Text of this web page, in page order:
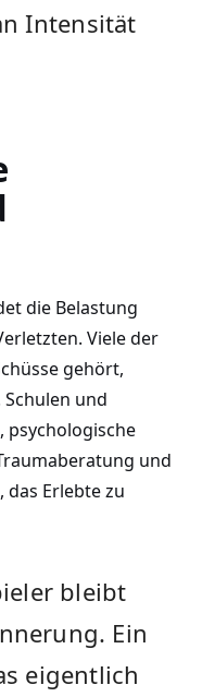
Intensität
die Belastung
Viele der
gehört,
und
psychologische
und
Erlebte zu
bleibt
Ein
eigentlich